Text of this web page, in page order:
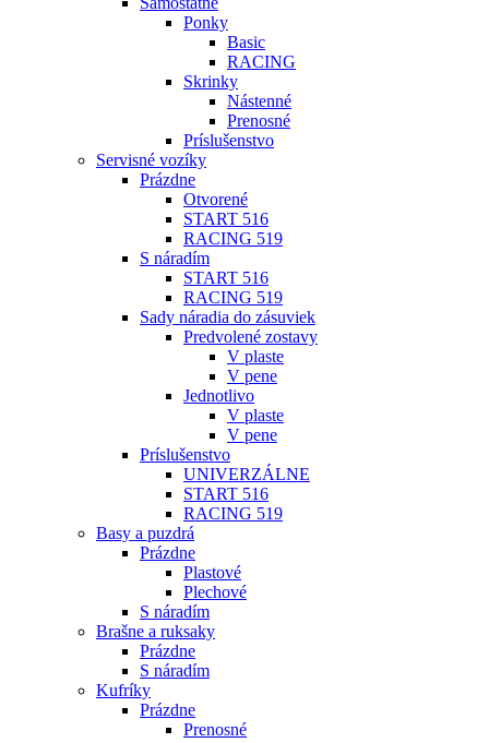
Ponky
Basic
RACING
Skrinky
Nástenné
Prenosné
Príslušenstvo
Servisné vozíky
Prázdne
Otvorené
START 516
RACING 519
S náradím
START 516
RACING 519
Sady náradia do zásuviek
Predvolené zostavy
V plaste
V pene
Jednotlivo
V plaste
V pene
Príslušenstvo
UNIVERZÁLNE
START 516
RACING 519
Basy a puzdrá
Prázdne
Plastové
Plechové
S náradím
Brašne a ruksaky
Prázdne
S náradím
Kufríky
Prázdne
Prenosné